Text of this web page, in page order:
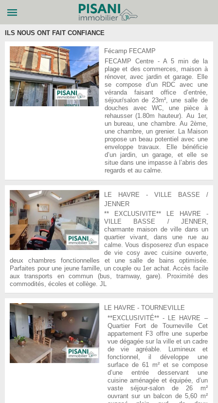
ILS NOUS ONT FAIT CONFIANCE
Fécamp FECAMP
FECAMP Centre - A 5 min de la
plage et des commerces, maison à
rénover, avec jardin et garage. Elle
se compose d’un RDC avec une
véranda faisant office d’entrée,
séjour/salon de 23m², une salle de
douches avec WC, une pièce à
rehausser (1.80m hauteur). Au 1er,
un bureau, une chambre. Au 2ème,
une chambre, un grenier. La Maison
propose un beau potentiel avec une
enveloppe travaux. Elle bénéficie
d’un jardin, un garage, et elle se
situe dans une impasse à l’abris des
regards et au calme.
LE HAVRE - VILLE BASSE /
JENNER
** EXCLUSIVITE** LE HAVRE -
VILLE BASSE / JENNER,
charmante maison de ville dans un
quartier vivant, dans une rue au
calme. Vous disposerez d'un espace
de vie cosy avec cuisine ouverte,
deux chambres fonctionnelles et une salle de bains optimisée.
Parfaites pour une jeune famille, un couple ou 1er achat. Accès facile
aux transports en commun (bus, tramway, gare). Proximité des
commodités, écoles et collège. JL
LE HAVRE - TOURNEVILLE
**EXCLUSIVITÉ** - LE HAVRE –
Quartier Fort de Tourneville Cet
appartement F3 offre une superbe
vue dégagée sur la ville et un cadre
de vie agréable. Lumineux et
fonctionnel, il développe une
surface de 61 m² et se compose
d’une entrée desservant une
cuisine aménagée et équipée, d’un
vaste séjour-salon de 26 m²
ouvrant sur un balcon de 5,60 m²